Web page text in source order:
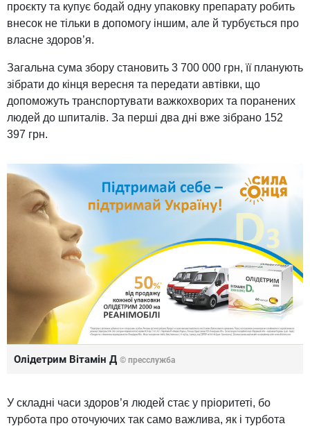
проєкту та купує бодай одну упаковку препарату робить
внесок не тільки в допомогу іншим, але й турбується про
власне здоров’я.
Загальна сума збору становить 3 700 000 грн, її планують
зібрати до кінця вересня та передати автівки, що
допоможуть транспортувати важкохворих та поранених
людей до шпиталів. За перші два дні вже зібрано 152
397 грн.
Олідетрим Вітамін Д © пресслужба
У складні часи здоров’я людей стає у пріоритеті, бо
турбота про оточуючих так само важлива, як і турбота